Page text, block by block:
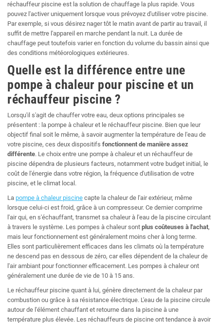
réchauffeur piscine est la solution de chauffage la plus rapide. Vous
pouvez l'activer uniquement lorsque vous prévoyez d'utiliser votre piscine.
Par exemple, si vous désirez nager tôt le matin avant de partir au travail, il
suffit de mettre l'appareil en marche pendant la nuit. La durée de
chauffage peut toutefois varier en fonction du volume du bassin ainsi que
des conditions météorologiques extérieures.
Quelle est la différence entre une
pompe à chaleur pour piscine et un
réchauffeur piscine ?
Lorsqu'il s'agit de chauffer votre eau, deux options principales se
présentent : la pompe à chaleur et le réchauffeur piscine. Bien que leur
objectif final soit le même, à savoir augmenter la température de l'eau de
votre piscine, ces deux dispositifs fonctionnent de manière assez
différente. Le choix entre une pompe à chaleur et un réchauffeur de
piscine dépendra de plusieurs facteurs, notamment votre budget initial, le
coût de l'énergie dans votre région, la fréquence d'utilisation de votre
piscine, et le climat local.
La pompe à chaleur piscine capte la chaleur de l'air extérieur, même
lorsque celui-ci est froid, grâce à un compresseur. Ce dernier comprime
l'air qui, en s'échauffant, transmet sa chaleur à l'eau de la piscine circulant
à travers le système. Les pompes à chaleur sont plus coûteuses à l'achat,
mais leur fonctionnement est généralement moins cher à long terme.
Elles sont particulièrement efficaces dans les climats où la température
ne descend pas en dessous de zéro, car elles dépendent de la chaleur de
l'air ambiant pour fonctionner efficacement. Les pompes à chaleur ont
généralement une durée de vie de 10 à 15 ans.
Le réchauffeur piscine quant à lui, génère directement de la chaleur par
combustion ou grâce à sa résistance électrique. L'eau de la piscine circule
autour de l'élément chauffant et retourne dans la piscine à une
température plus élevée. Les réchauffeurs de piscine ont tendance à avoir